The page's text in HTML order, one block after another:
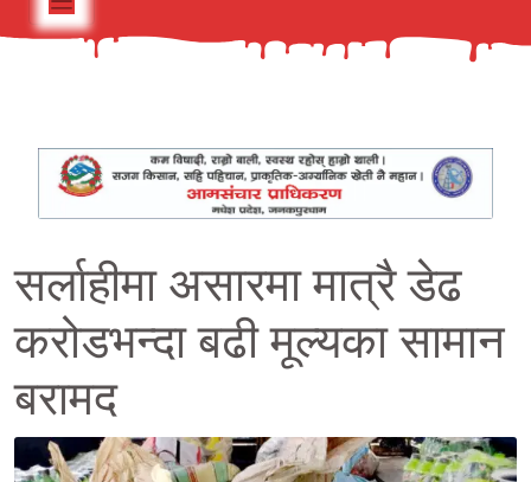
सर्लाहीमा असारमा मात्रै डेढ
करोडभन्दा बढी मूल्यका सामान
बरामद